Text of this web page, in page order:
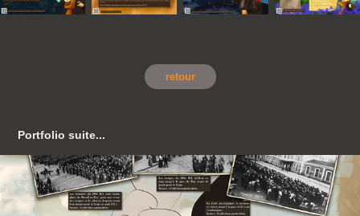
retour
Portfolio suite...